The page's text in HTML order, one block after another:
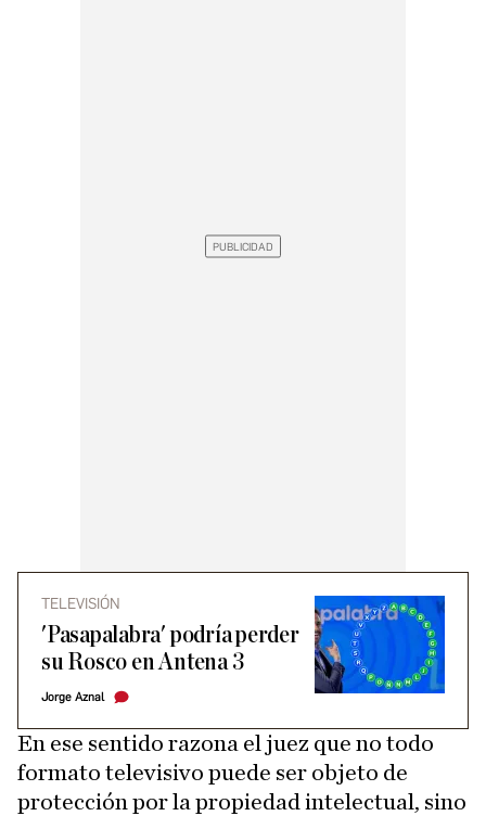
TELEVISIÓN
'Pasapalabra' podría perder
su Rosco en Antena 3
Jorge Aznal
En ese sentido razona el juez que no todo
formato televisivo puede ser objeto de
protección por la propiedad intelectual, sino